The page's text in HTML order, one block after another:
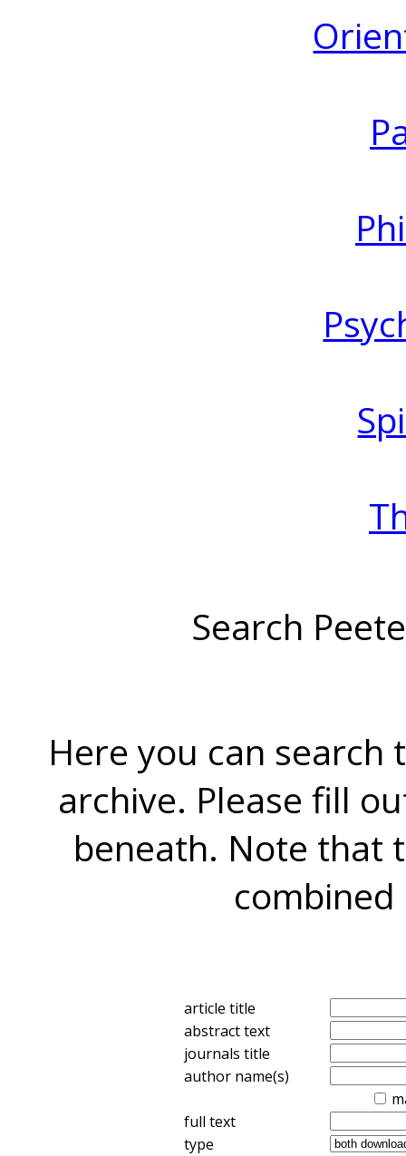
Search
Here you can search
archive. Please fill
beneath. Note that
combined
article title
abstract text
journals title
author name(s)
full text
type